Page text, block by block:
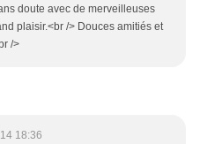
doute avec de merveilleuses
plaisir.<br /> Douces amitiés et
/>
18:36